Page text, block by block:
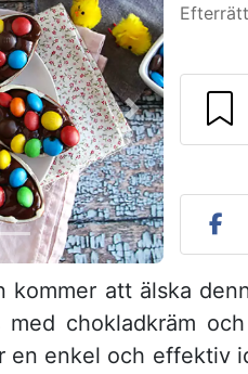
Nästa
Efterrätt
kommer att älska
chokladkräm
en enkel och effektiv